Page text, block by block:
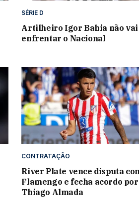
SÉRIE D
Artilheiro Igor Bahia não vai
enfrentar o Nacional
CONTRATAÇÃO
River Plate vence disputa
Flamengo e fecha acordo por
Thiago Almada